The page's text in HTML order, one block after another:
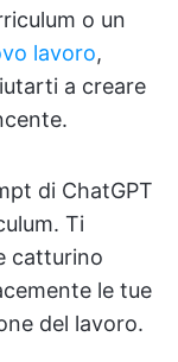
o un
lavoro,
a creare
di ChatGPT
Ti
catturino
le tue
del lavoro.